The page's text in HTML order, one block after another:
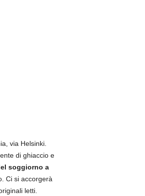
via Helsinki.
di ghiaccio e
soggiorno a
Ci si accorgerà
letti.